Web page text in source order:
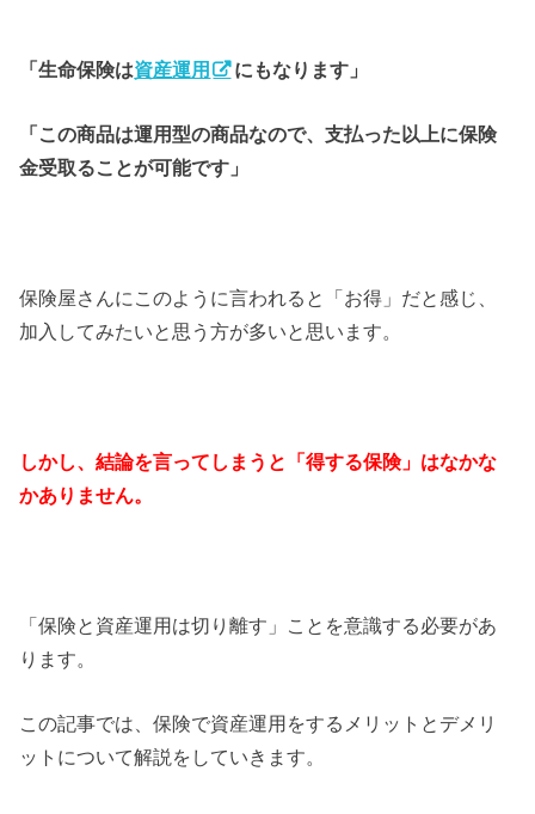
「生命保険は資産運用 にもなります」
「この商品は運用型の商品なので、支払った以上に保険
金受取ることが可能です」
保険屋さんにこのように言われると「お得」だと感じ、
加入してみたいと思う方が多いと思います。
しかし、結論を言ってしまうと「得する保険」はなかな
かありません。
「保険と資産運用は切り離す」ことを意識する必要があ
ります。
この記事では、保険で資産運用をするメリットとデメリ
ットについて解説をしていきます。